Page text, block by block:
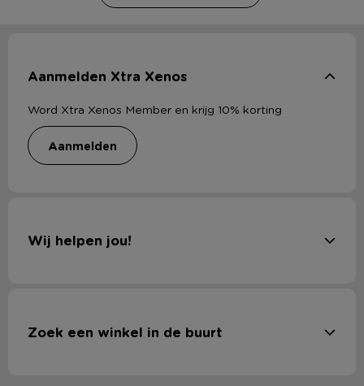
Aanmelden Xtra Xenos
Word Xtra Xenos Member en krijg 10% korting
aanmelden
Wij helpen jou!
Zoek een winkel in de buurt